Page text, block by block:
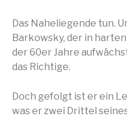
Das Naheliegende tun.
Barkowsky, der in
der 60er Jahre
das Richtige.
Doch gefolgt ist er ein
was er zwei Drittel